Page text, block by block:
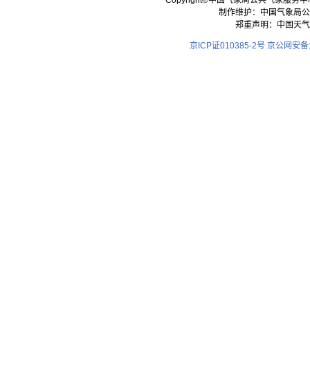
制作维护：中国气象局
郑重声明：中国天
京ICP证010385-2号 京公网安